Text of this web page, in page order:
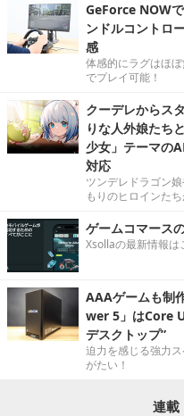
GeForce NOW
ンドルコントロ
感
体感的にラグはほ
でプレイ可能！
クーデレからス
りな人外娘たち
少女」テーマの
対応
ツンデレドラゴン
もりのヒロインたち
ゲームコマース
Xsollaの最新情報は
AAAゲームも制
wer 5」はCore
デスクトップ”
迫力を感じる強力
がたい！
連載